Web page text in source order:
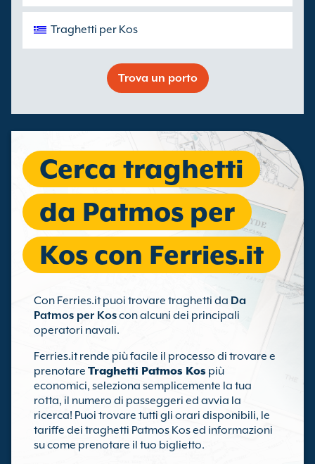
Traghetti per Kos
Trova un porto
Cerca traghetti
da Patmos per
Kos con Ferries.it
Con Ferries.it puoi trovare traghetti da Da
Patmos per Koscon alcuni dei principali
operatori navali.
Ferries.it rende più facile il processo di trovare e
prenotare Traghetti Patmos Kos più
economici, seleziona semplicemente la tua
rotta, il numero di passeggeri ed avvia la
ricerca! Puoi trovare tutti gli orari disponibili, le
tariffe dei traghetti Patmos Kos ed informazioni
su come prenotare il tuo biglietto.